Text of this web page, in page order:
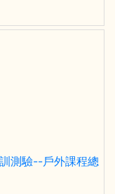
測驗--戶外課程總